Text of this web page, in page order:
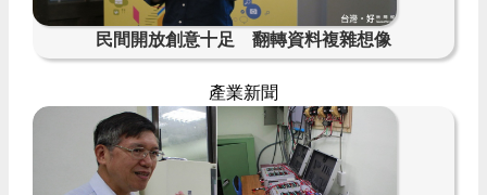
民間開放創意十足 翻轉資料複雜想像
產業新聞